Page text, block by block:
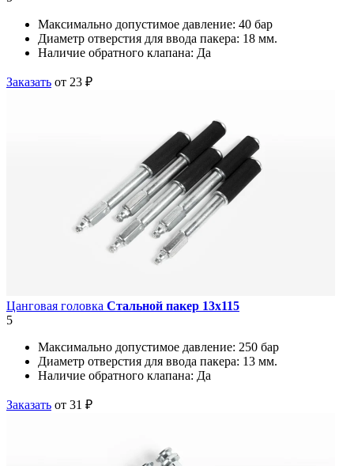
Максимально допустимое давление: 40 бар
Диаметр отверстия для ввода пакера: 18 мм.
Наличие обратного клапана: Да
Заказать от 23 ₽
Цанговая головка Стальной пакер 13х115
5
Максимально допустимое давление: 250 бар
Диаметр отверстия для ввода пакера: 13 мм.
Наличие обратного клапана: Да
Заказать от 31 ₽